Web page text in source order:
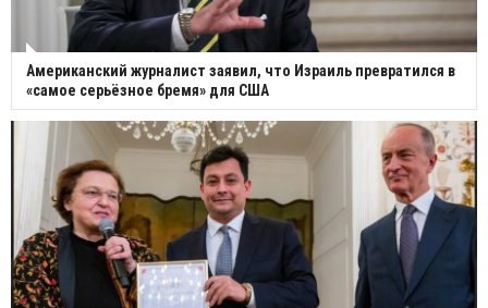
Американский журналист заявил, что Израиль превратился в
«самое серьёзное бремя» для США